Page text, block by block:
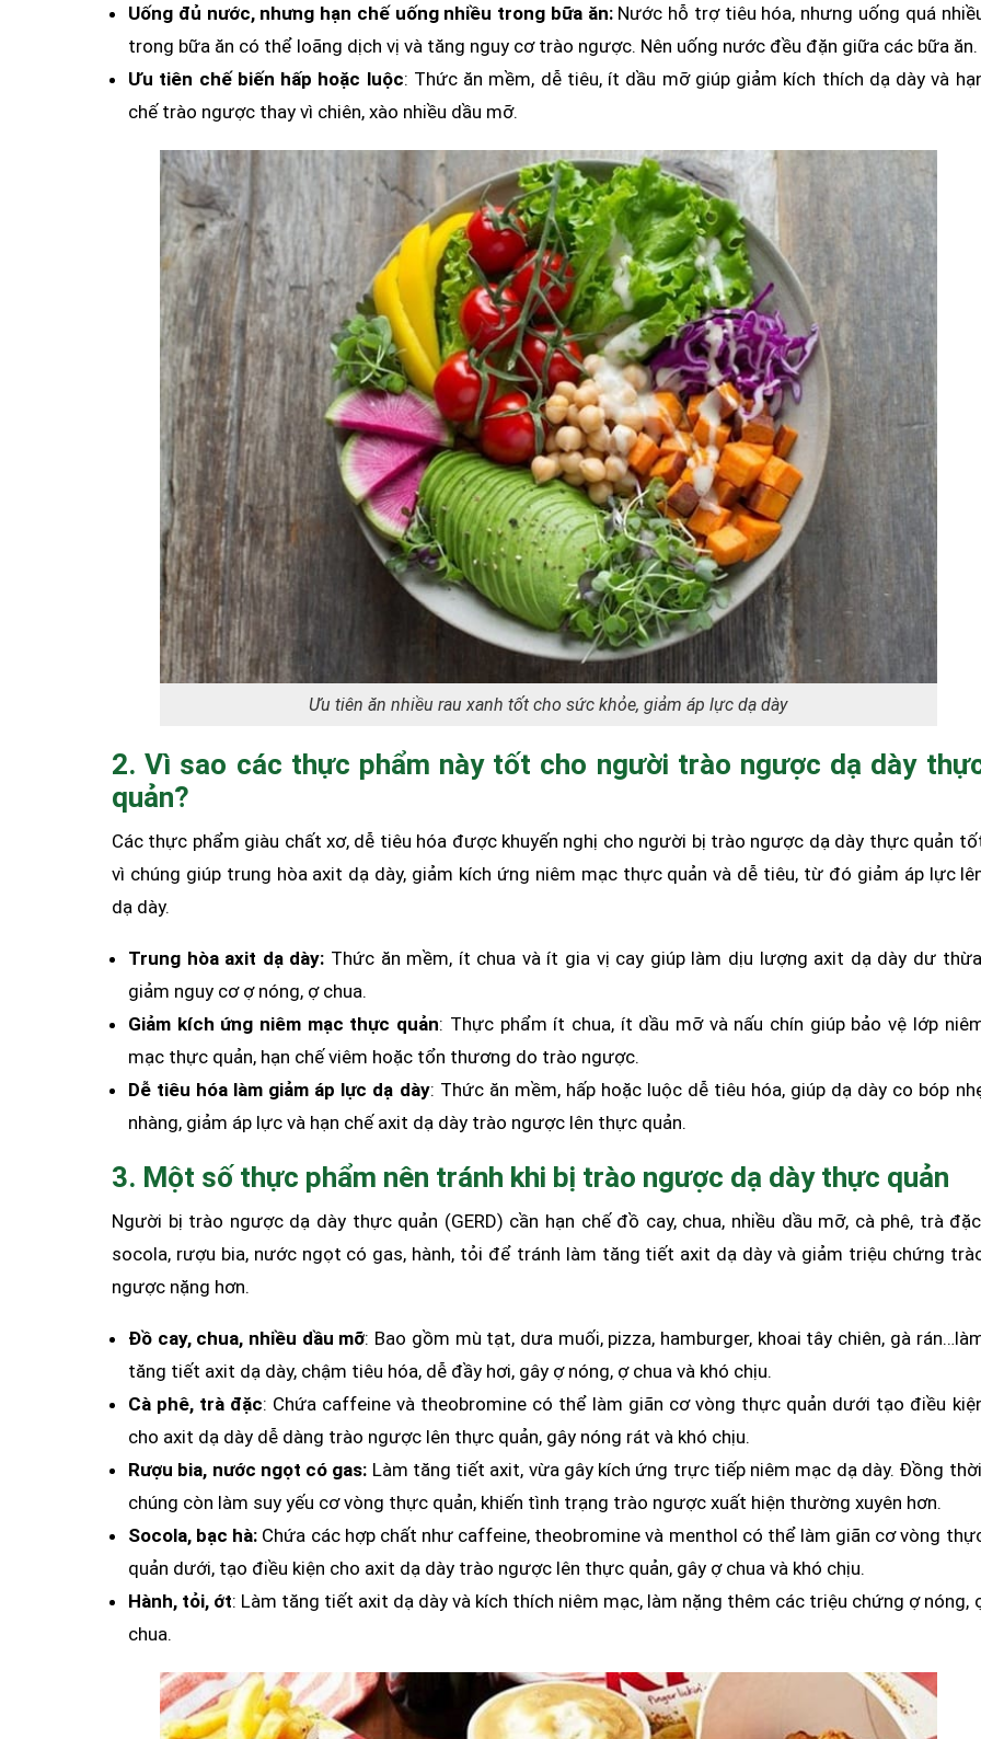
Uống đủ nước, nhưng hạn chế uống nhiều trong bữa ăn:Nước hỗ trợ tiêu hóa, nhưng uống quá
trong bữa ăn có thể loãng dịch vị và tăng nguy cơ trào ngược. Nên uống nước đều đặn giữa các bữa ăn.
Ưu tiên chế biến hấp hoặc luộc: Thức ăn mềm, dễ tiêu, ít dầu mỡ giúp giảm kích thích dạ dày và
chế trào ngược thay vì chiên, xào nhiều dầu mỡ.
Ưu tiên ăn nhiều rau xanh tốt cho sức khỏe, giảm áp lực dạ dày
2. Vì sao các thực phẩm này tốt cho người trào ngược dạ dày
quản?
Các thực phẩm giàu chất xơ, dễ tiêu hóa được khuyến nghị cho người bị trào ngược dạ dày thực quản
vì chúng giúp trung hòa axit dạ dày, giảm kích ứng niêm mạc thực quản và dễ tiêu, từ đó giảm áp lực
dạ dày.
Trung hòa axit dạ dày: Thức ăn mềm, ít chua và ít gia vị cay giúp làm dịu lượng axit dạ dày dư
giảm nguy cơ ợ nóng, ợ chua.
Giảm kích ứng niêm mạc thực quản: Thực phẩm ít chua, ít dầu mỡ và nấu chín giúp bảo vệ lớp
mạc thực quản, hạn chế viêm hoặc tổn thương do trào ngược.
Dễ tiêu hóa làm giảm áp lực dạ dày: Thức ăn mềm, hấp hoặc luộc dễ tiêu hóa, giúp dạ dày co bóp
nhàng, giảm áp lực và hạn chế axit dạ dày trào ngược lên thực quản.
3. Một số thực phẩm nên tránh khi bị trào ngược dạ dày thực quản
Người bị trào ngược dạ dày thực quản (GERD) cần hạn chế đồ cay, chua, nhiều dầu mỡ, cà phê, trà
socola, rượu bia, nước ngọt có gas, hành, tỏi để tránh làm tăng tiết axit dạ dày và giảm triệu chứng
ngược nặng hơn.
Đồ cay, chua, nhiều dầu mỡ: Bao gồm mù tạt, dưa muối, pizza, hamburger, khoai tây chiên, gà
tăng tiết axit dạ dày, chậm tiêu hóa, dễ đầy hơi, gây ợ nóng, ợ chua và khó chịu.
Cà phê, trà đặc: Chứa caffeine và theobromine có thể làm giãn cơ vòng thực quản dưới tạo điều
cho axit dạ dày dễ dàng trào ngược lên thực quản, gây nóng rát và khó chịu.
Rượu bia, nước ngọt có gas: Làm tăng tiết axit, vừa gây kích ứng trực tiếp niêm mạc dạ dày. Đồng
chúng còn làm suy yếu cơ vòng thực quản, khiến tình trạng trào ngược xuất hiện thường xuyên hơn.
Socola, bạc hà: Chứa các hợp chất như caffeine, theobromine và menthol có thể làm giãn cơ vòng
quản dưới, tạo điều kiện cho axit dạ dày trào ngược lên thực quản, gây ợ chua và khó chịu.
Hành, tỏi, ớt: Làm tăng tiết axit dạ dày và kích thích niêm mạc, làm nặng thêm các triệu chứng ợ nóng,
chua.